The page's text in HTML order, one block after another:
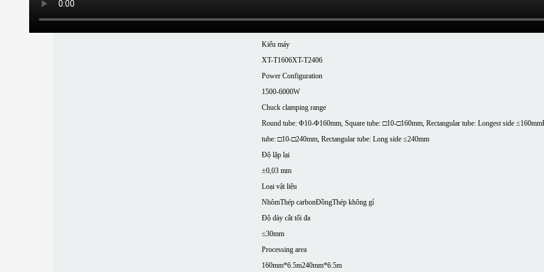
Máy Cắt Laser Ống T160/T240 Dòng T
Kiểu máy
XT-T1606XT-T2406
Power Configuration
1500-6000W
Chuck clamping range
Round tube: Φ10-Φ160mm, Square tube: □10-□160mm, Rectangular tube: Longest side ≤160mm
tube: □10-□240mm, Rectangular tube: Long side ≤240mm
Độ lặp lại
±0,03 mm
Loại vật liệu
NhômThép carbonĐồngThép không gỉ
Độ dày cắt tối đa
≤30mm
Processing area
160mm*6.5m240mm*6.5m